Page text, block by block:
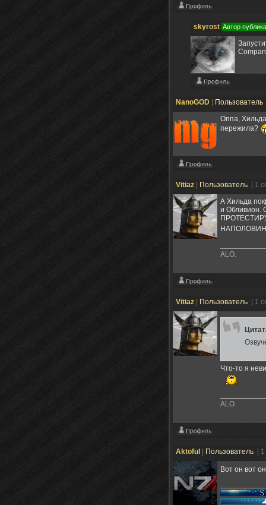
skyrost Автор
NanoGOD Пользователь
Оппа,
пережила?
Vitiaz Пользователь
| 1
А Хильда
и
ALO.
Vitiaz Пользователь | 1
Что-то я
ALO.
Aktoful Пользователь |
Вот он вот